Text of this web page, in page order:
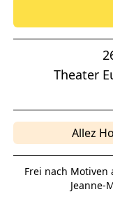
Theater
Allez
Frei nach
Jeanne-